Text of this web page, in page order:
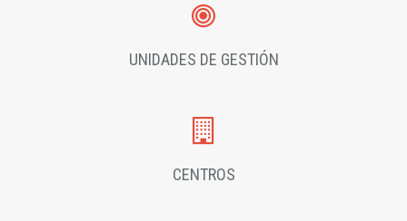
UNIDADES DE GESTIÓN
CENTROS